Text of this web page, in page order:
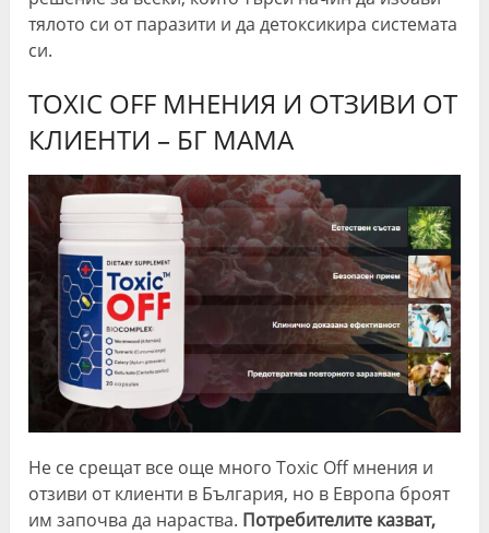
тялото си от паразити и да детоксикира системата
си.
TOXIC OFF МНЕНИЯ И ОТЗИВИ ОТ
КЛИЕНТИ – БГ МАМА
Не се срещат все още много Toxic Off мнения и
отзиви от клиенти в България, но в Европа броят
им започва да нараства. Потребителите казват,